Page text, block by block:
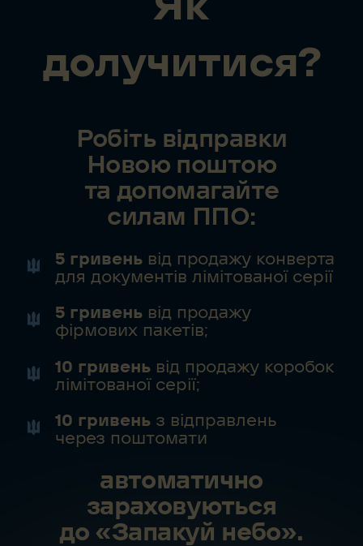
долучитися?
Робіть відправки
Новою поштою
та допомагайте
силам ППО:
5 гривень від продажу конверта
для документів лімітованої серії
5 гривень від продажу
фірмових пакетів;
10 гривень від продажу коробок
лімітованої серії;
10 гривень з відправлень
через поштомати
автоматично
зараховуються
до «Запакуй небо».